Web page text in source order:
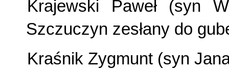
Krajewski Paweł (syn
Szczuczyn zesłany do
Kraśnik Zygmunt (syn